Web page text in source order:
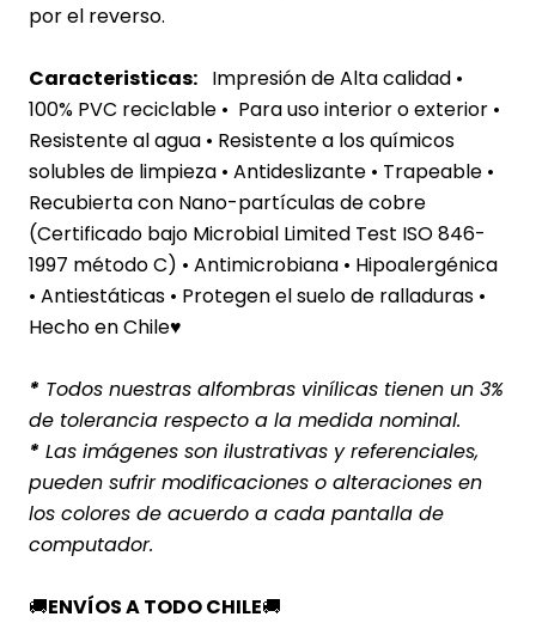
por el reverso.
Caracteristicas: Impresión de Alta calidad •
100% PVC reciclable • Para uso interior o exterior •
Resistente al agua • Resistente a los químicos
solubles de limpieza • Antideslizante • Trapeable •
Recubierta con Nano-partículas de cobre
(Certificado bajo Microbial Limited Test ISO 846-
1997 método C) • Antimicrobiana • Hipoalergénica
• Antiestáticas • Protegen el suelo de ralladuras •
Hecho en Chile♥
* Todos nuestras alfombras vinílicas tienen un 3%
de tolerancia respecto a la medida nominal.
* Las imágenes son ilustrativas y referenciales,
pueden sufrir modificaciones o alteraciones en
los colores de acuerdo a cada pantalla de
computador.
🚚ENVÍOS A TODO CHILE🚚